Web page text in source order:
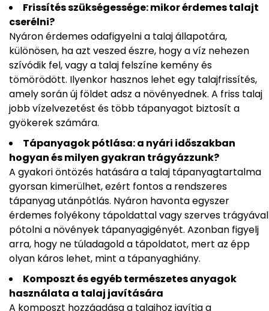
Frissítés szükségessége: mikor érdemes talajt
cserélni?
Nyáron érdemes odafigyelni a talaj állapotára,
különösen, ha azt veszed észre, hogy a víz nehezen
szívódik fel, vagy a talaj felszíne kemény és
tömörödött. Ilyenkor hasznos lehet egy talajfrissítés,
amely során új földet adsz a növényednek. A friss talaj
jobb vízelvezetést és több tápanyagot biztosít a
gyökerek számára.
Tápanyagok pótlása: a nyári időszakban
hogyan és milyen gyakran trágyázzunk?
A gyakori öntözés hatására a talaj tápanyagtartalma
gyorsan kimerülhet, ezért fontos a rendszeres
tápanyag utánpótlás. Nyáron havonta egyszer
érdemes folyékony tápoldattal vagy szerves trágyával
pótolni a növények tápanyagigényét. Azonban figyelj
arra, hogy ne túladagold a tápoldatot, mert az épp
olyan káros lehet, mint a tápanyaghiány.
Komposzt és egyéb természetes anyagok
használata a talaj javítására
A komposzt hozzáadása a talajhoz javítja a